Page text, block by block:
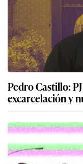
Pedro Castillo: